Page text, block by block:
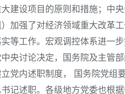
建设项目的原则和措施；中
加强了对经济领域重大改革
等工作。宏观调控体系进一
央讨论决定，国务院及主管
党内述职制度， 国务院党组
记述职。各级地方党委也根